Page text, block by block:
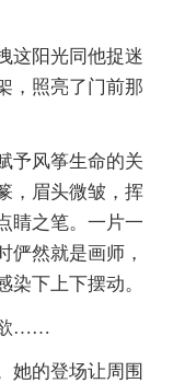
这阳光同他捉迷
，照亮了门前那
予风筝生命的关
，眉头微皱，挥
睛之笔。一片一
俨然就是画师，
染下上下摆动。
欲……
她的登场让周围